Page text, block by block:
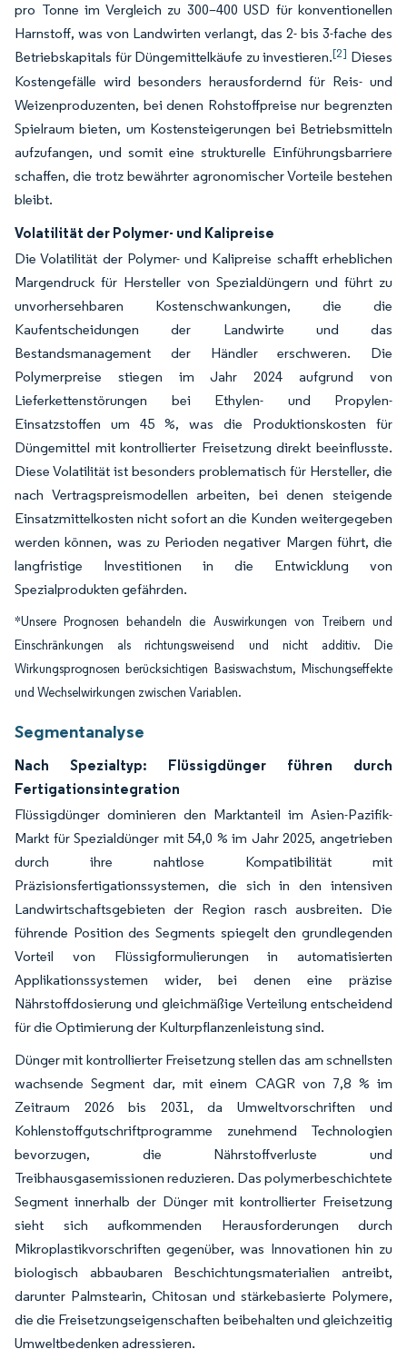
pro Tonne im Vergleich zu 300–400 USD für konventionellen
Harnstoff, was von Landwirten verlangt, das 2- bis 3-fache des
Betriebskapitals für Düngemittelkäufe zu investieren.[2] Dieses
Kostengefälle wird besonders herausfordernd für Reis- und
Weizenproduzenten, bei denen Rohstoffpreise nur begrenzten
Spielraum bieten, um Kostensteigerungen bei Betriebsmitteln
aufzufangen, und somit eine strukturelle Einführungsbarriere
schaffen, die trotz bewährter agronomischer Vorteile bestehen
bleibt.
Volatilität der Polymer- und Kalipreise
Die Volatilität der Polymer- und Kalipreise schafft erheblichen
Margendruck für Hersteller von Spezialdüngern und führt zu
unvorhersehbaren Kostenschwankungen, die die
Kaufentscheidungen der Landwirte und das
Bestandsmanagement der Händler erschweren. Die
Polymerpreise stiegen im Jahr 2024 aufgrund von
Lieferkettenstörungen bei Ethylen- und Propylen-
Einsatzstoffen um 45 %, was die Produktionskosten für
Düngemittel mit kontrollierter Freisetzung direkt beeinflusste.
Diese Volatilität ist besonders problematisch für Hersteller, die
nach Vertragspreismodellen arbeiten, bei denen steigende
Einsatzmittelkosten nicht sofort an die Kunden weitergegeben
werden können, was zu Perioden negativer Margen führt, die
langfristige Investitionen in die Entwicklung von
Spezialprodukten gefährden.
*Unsere Prognosen behandeln die Auswirkungen von Treibern und
Einschränkungen als richtungsweisend und nicht additiv. Die
Wirkungsprognosen berücksichtigen Basiswachstum, Mischungseffekte
und Wechselwirkungen zwischen Variablen.
Segmentanalyse
Nach Spezialtyp: Flüssigdünger führen durch
Fertigationsintegration
Flüssigdünger dominieren den Marktanteil im Asien-Pazifik-
Markt für Spezialdünger mit 54,0 % im Jahr 2025, angetrieben
durch ihre nahtlose Kompatibilität mit
Präzisionsfertigationssystemen, die sich in den intensiven
Landwirtschaftsgebieten der Region rasch ausbreiten. Die
führende Position des Segments spiegelt den grundlegenden
Vorteil von Flüssigformulierungen in automatisierten
Applikationssystemen wider, bei denen eine präzise
Nährstoffdosierung und gleichmäßige Verteilung entscheidend
für die Optimierung der Kulturpflanzenleistung sind.
Dünger mit kontrollierter Freisetzung stellen das am schnellsten
wachsende Segment dar, mit einem CAGR von 7,8 % im
Zeitraum 2026 bis 2031, da Umweltvorschriften und
Kohlenstoffgutschriftprogramme zunehmend Technologien
bevorzugen, die Nährstoffverluste und
Treibhausgasemissionen reduzieren. Das polymerbeschichtete
Segment innerhalb der Dünger mit kontrollierter Freisetzung
sieht sich aufkommenden Herausforderungen durch
Mikroplastikvorschriften gegenüber, was Innovationen hin zu
biologisch abbaubaren Beschichtungsmaterialien antreibt,
darunter Palmstearin, Chitosan und stärkebasierte Polymere,
die die Freisetzungseigenschaften beibehalten und gleichzeitig
Umweltbedenken adressieren.